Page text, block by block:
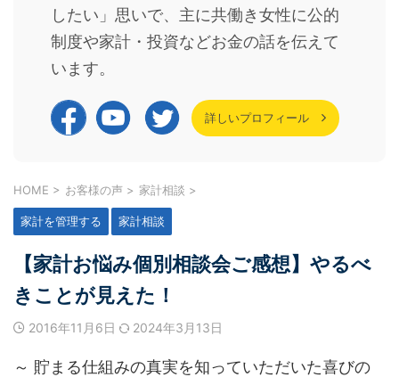
したい」思いで、主に共働き女性に公的
制度や家計・投資などお金の話を伝えて
います。
詳しいプロフィール
HOME > お客様の声 > 家計相談 >
家計を管理する 家計相談
【家計お悩み個別相談会ご感想】やるべ
きことが見えた！
2016年11月6日 2024年3月13日
～ 貯まる仕組みの真実を知っていただいた喜びの